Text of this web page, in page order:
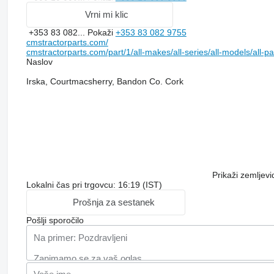
Vrni mi klic
+353 83 082... Pokaži +353 83 082 9755
cmstractorparts.com/
cmstractorparts.com/part/1/all-makes/all-series/all-models/all-
Naslov
Irska, Courtmacsherry, Bandon Co. Cork
Prikaži
Lokalni čas pri trgovcu: 16:19 (IST)
Prošnja za sestanek
Pošlji sporočilo